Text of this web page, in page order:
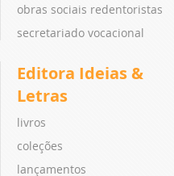
obras sociais redentoristas
secretariado vocacional
Editora Ideias &
Letras
livros
coleções
lançamentos